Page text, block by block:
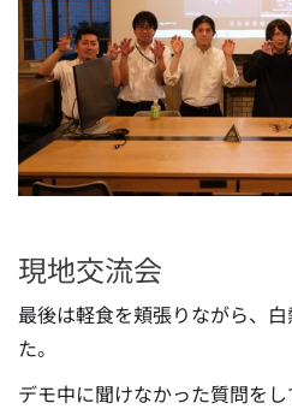
現地交流会
最後は軽食を頬張りながら、
た。
デモ中に聞けなかった質問をし